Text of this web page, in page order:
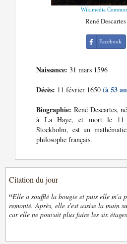
Wikimedia
René Descartes
Facebook
Naissance: 31 mars 1596
Décès: 11 février 1650(à 53
Biographie: René Descartes,
à La Haye, et mort le 11
Stockholm, est un
philosophe français.
Citation du jour
“Elle a soufflé la bougie et puis elle m'a
remonté. Après, elle s'est assise la main
car elle ne pouvait plus faire les six